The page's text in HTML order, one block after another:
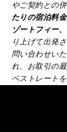
やご契約との
たりの宿泊料
ゾートフィー
り上げて出発
問い合わせい
れ、お取引の
ベストレート